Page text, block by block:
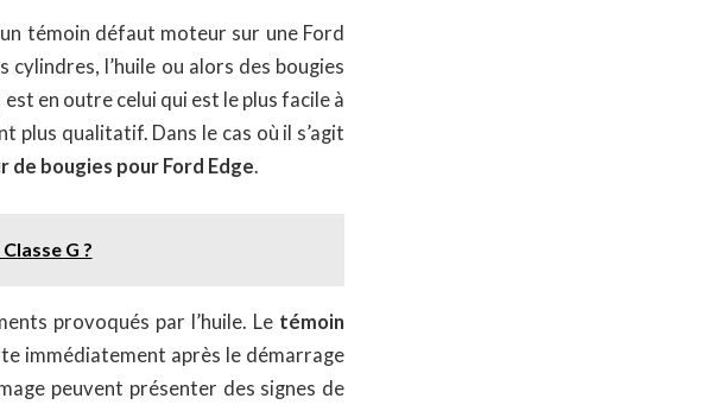
témoin défaut moteur sur une Ford
l’huile ou alors des bougies
en outre celui qui est le plus facile à
plus qualitatif. Dans le cas où il s’agit
de bougies pour Ford Edge.
G ?
provoqués par l’huile. Le témoin
immédiatement après le démarrage
peuvent présenter des signes de